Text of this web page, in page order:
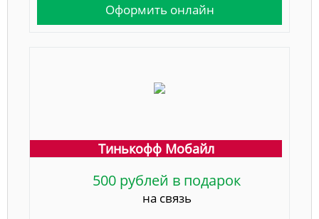
Оформить онлайн
Тинькофф Мобайл
500 рублей в подарок
на связь